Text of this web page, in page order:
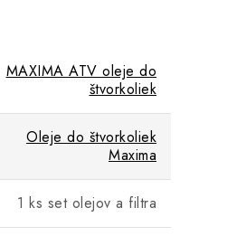
MAXIMA ATV oleje do
štvorkoliek
Oleje do štvorkoliek
Maxima
1 ks set olejov a filtra